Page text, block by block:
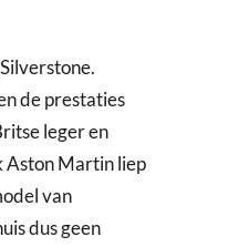
de prestaties
leger en
Aston Martin liep
van
dus geen